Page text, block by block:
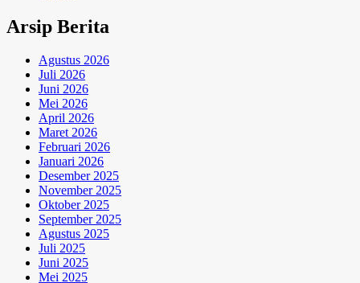
Arsip Berita
Agustus 2026
Juli 2026
Juni 2026
Mei 2026
April 2026
Maret 2026
Februari 2026
Januari 2026
Desember 2025
November 2025
Oktober 2025
September 2025
Agustus 2025
Juli 2025
Juni 2025
Mei 2025